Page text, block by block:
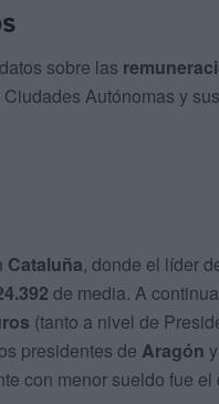
sobre las
Autónomas y sus
Cataluña, donde el líder
de media. A
(tanto a nivel de
presidentes de Aragón y
con menor sueldo fue el